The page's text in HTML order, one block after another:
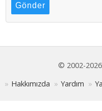
Gönder
© 2002-
Hakkımızda
Yardım